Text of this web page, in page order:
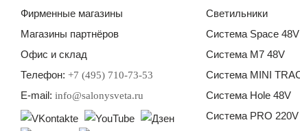
Светильники
Система Space 48V
Система M7 48V
Система MINI
Система Hole 48V
Система PRO 220V
Фирменные магазины
Магазины партнёров
Офис и склад
Телефон: +7 (495) 710-73-53
E-mail: info@salonysveta.ru